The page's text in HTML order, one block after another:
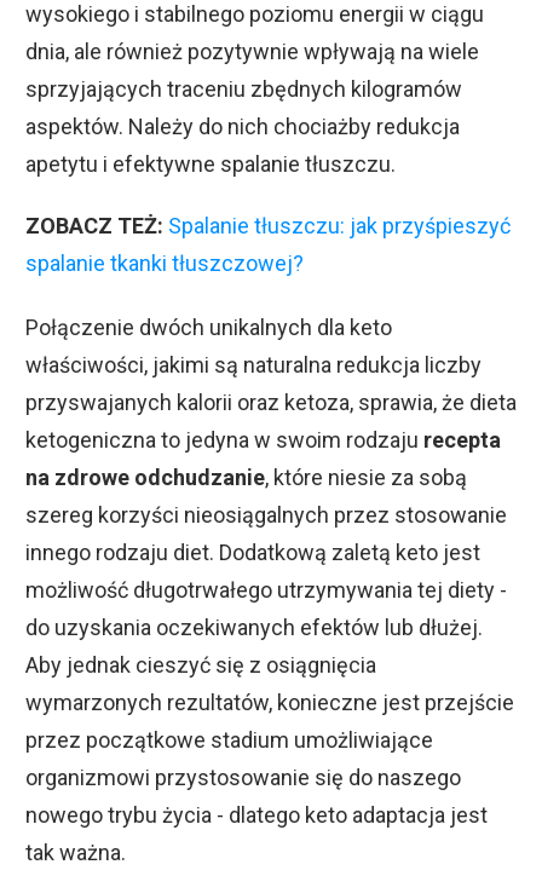
wysokiego i stabilnego poziomu energii w ciągu
dnia, ale również pozytywnie wpływają na wiele
sprzyjających traceniu zbędnych kilogramów
aspektów. Należy do nich chociażby redukcja
apetytu i efektywne spalanie tłuszczu.
ZOBACZ TEŻ: Spalanie tłuszczu: jak przyśpieszyć
spalanie tkanki tłuszczowej?
Połączenie dwóch unikalnych dla keto
właściwości, jakimi są naturalna redukcja liczby
przyswajanych kalorii oraz ketoza, sprawia, że dieta
ketogeniczna to jedyna w swoim rodzaju recepta
na zdrowe odchudzanie, które niesie za sobą
szereg korzyści nieosiągalnych przez stosowanie
innego rodzaju diet. Dodatkową zaletą keto jest
możliwość długotrwałego utrzymywania tej diety -
do uzyskania oczekiwanych efektów lub dłużej.
Aby jednak cieszyć się z osiągnięcia
wymarzonych rezultatów, konieczne jest przejście
przez początkowe stadium umożliwiające
organizmowi przystosowanie się do naszego
nowego trybu życia - dlatego keto adaptacja jest
tak ważna.